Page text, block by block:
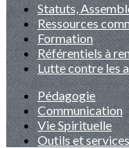
Statuts,
Ressources
Formation
Référentiels à
Lutte contre les
Pédagogie
Communication
Vie Spirituelle
Outils et